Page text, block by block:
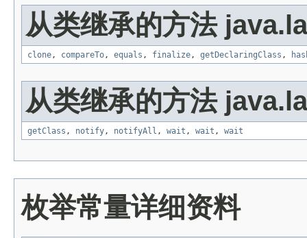
从类继承的方法
clone, compareTo, equals , finalize, getDeclaringClass ,
从类继承的方法
getClass , notify, notifyAll , wait , wait , wait
枚举常量详细资料